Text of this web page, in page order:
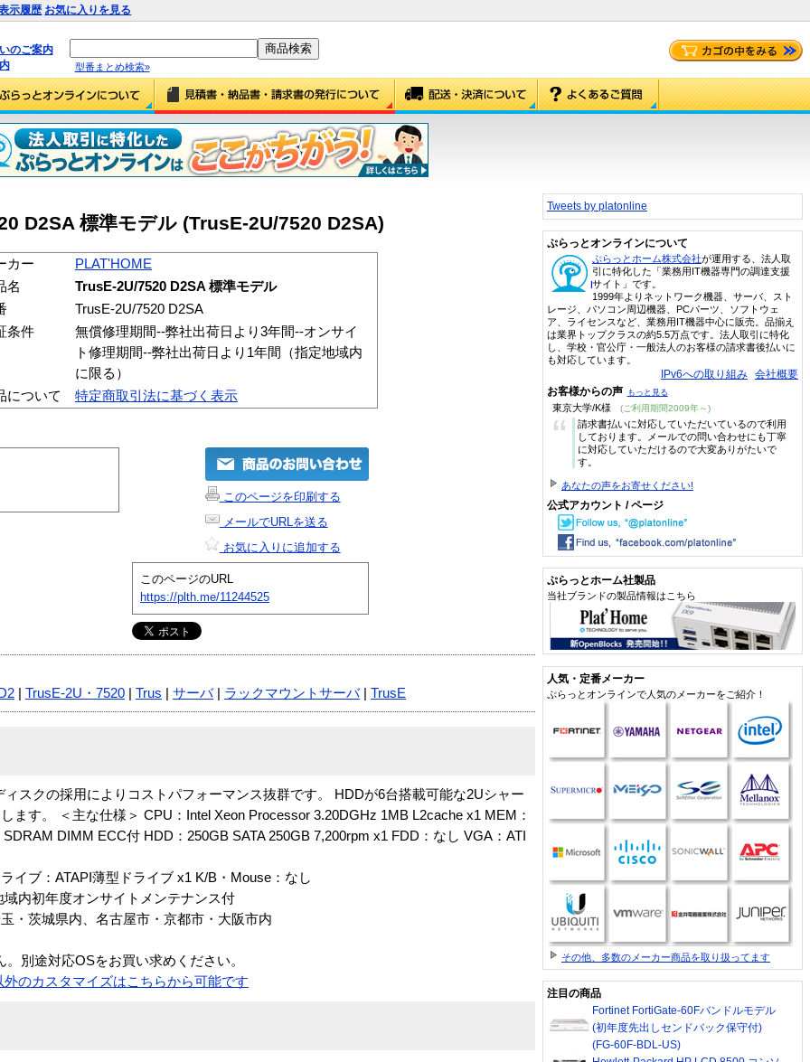
示履歴 お気に入りを見る
のご案内
型番まとめ検索»
D2SA 標準モデル (TrusE-2U/7520 D2SA)
カー
PLAT'HOME
名
TrusE-2U/7520 D2SA 標準モデル
TrusE-2U/7520 D2SA
条件
無償修理期間--弊社出荷日より3年間--オンサイ
ト修理期間--弊社出荷日より1年間（指定地域内
に限る）
について
特定商取引法に基づく表示
このページを印刷する
メールでURLを送る
お気に入りに追加する
このページのURL
https://plth.me/11244525
TrusE-2U・7520 Trus サーバ| ラックマウントサーバ| TrusE
ィスクの採用によりコストパフォーマンス抜群です。 HDDが6台搭載可能な2Uシャー
ます。 ＜主な仕様＞ CPU：Intel Xeon Processor 3.20DGHz 1MB L2cache x1 MEM：
DIMM ECC付 HDD：250GB SATA 250GB 7,200rpm x1 FDD：なし VGA：ATI
イブ：ATAPI薄型ドライブ x1 K/B・Mouse：なし
内初年度オンサイトメンテナンス付
・茨城県内、名古屋市・京都市・大阪市内
別途対応OSをお買い求めください。
外のカスタマイズはこちらから可能です
Tweets by platonline
ぷらっとオンラインについて
ぷらっとホーム株式会社が運用する、法人取
引に特化した「業務用IT機器専門の調達支援
サイト」です。
1999年よりネットワーク機器、サーバ、スト
レージ、パソコン周辺機器、PCパーツ、ソフトウェ
ア、ライセンスなど、業務用IT機器中心に販売。品揃え
は業界トップクラスの約5.5万点です。法人取引に特化
し、学校・官公庁・一般法人のお客様の請求書後払いに
も対応しています。
IPv6への取り組み 会社概要
お客様からの声 もっと見る
東京大学/K様 (ご利用期間2009年～)
“
請求書払いに対応していただいているので利用
しております。メールでの問い合わせにも丁寧
に対応していただけるので大変ありがたいで
す。
あなたの声をお寄せください!
公式アカウント / ページ
ぷらっとホーム社製品
当社ブランドの製品情報はこちら
人気・定番メーカー
ぷらっとオンラインで人気のメーカーをご紹介！
その他、多数のメーカー商品を取り扱ってます
注目の商品
Fortinet FortiGate-60Fバンドルモデル
(初年度先出しセンドバック保守付)
(FG-60F-BDL-US)